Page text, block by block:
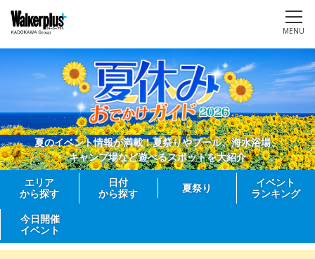
MENU
夏のイベント情報が満載！夏祭りやプール、海水浴場、
キャンプ場など遊べるスポットを大紹介
エリア
から探す
日付
から探す
夏祭り
イベント
ランキング
今日開催
イベント